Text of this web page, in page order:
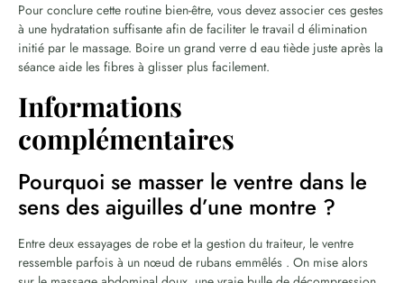
Pour conclure cette routine bien-être, vous devez associer ces gestes
à une hydratation suffisante afin de faciliter le travail d élimination
initié par le massage. Boire un grand verre d eau tiède juste après la
séance aide les fibres à glisser plus facilement.
Informations
complémentaires
Pourquoi se masser le ventre dans le
sens des aiguilles d’une montre ?
Entre deux essayages de robe et la gestion du traiteur, le ventre
ressemble parfois à un nœud de rubans emmêlés . On mise alors